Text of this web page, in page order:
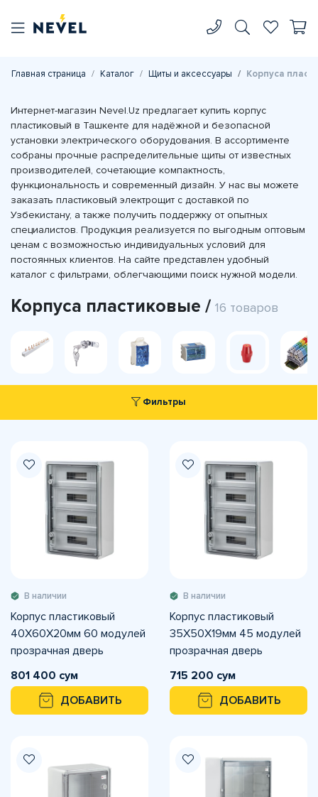
Главная страница Каталог Щиты и аксессуары Корпуса
Интернет-магазин Nevel.Uz предлагает купить корпус
пластиковый в Ташкенте для надёжной и безопасной
установки электрического оборудования. В ассортименте
собраны прочные распределительные щиты от известных
производителей, сочетающие компактность,
функциональность и современный дизайн. У нас вы можете
заказать пластиковый электрощит с доставкой по
Узбекистану, а также получить поддержку от опытных
специалистов. Продукция реализуется по выгодным оптовым
ценам с возможностью индивидуальных условий для
постоянных клиентов. На сайте представлен удобный
каталог с фильтрами, облегчающими поиск нужной модели.
Корпуса пластиковые / 16 товаров
Фильтры
В наличии
Корпус пластиковый
40X60X20мм 60 модулей
прозрачная дверь
Mutlusan
801 400 сум
ДОБАВИТЬ
В наличии
Корпус пластиковый
35X50X19мм 45 модулей
прозрачная дверь
Mutlusan
715 200 сум
ДОБАВИТЬ